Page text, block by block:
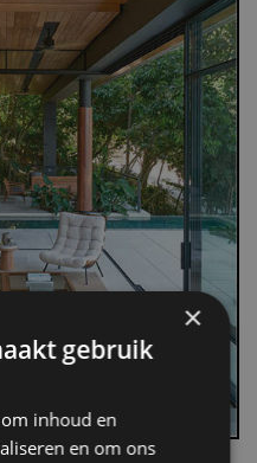
×
gebruik
inhoud en
en om ons